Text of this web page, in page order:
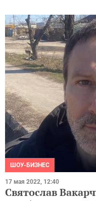
ШОУ-БИЗНЕС
17 мая 2022, 12:40
Святослав